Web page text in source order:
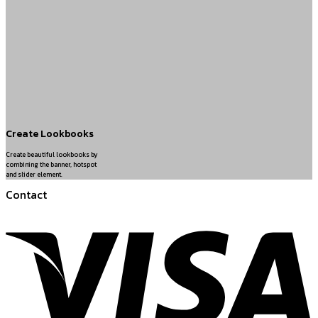
Create Lookbooks
Create beautiful lookbooks by
combining the banner, hotspot
and slider element.
Contact